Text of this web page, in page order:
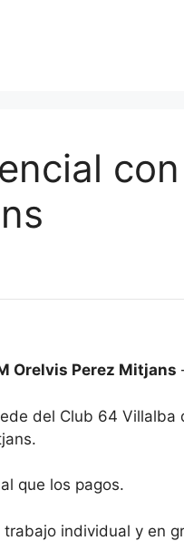
Orelvis Perez Mitjans
del Club 64
que los pagos.
individual y en